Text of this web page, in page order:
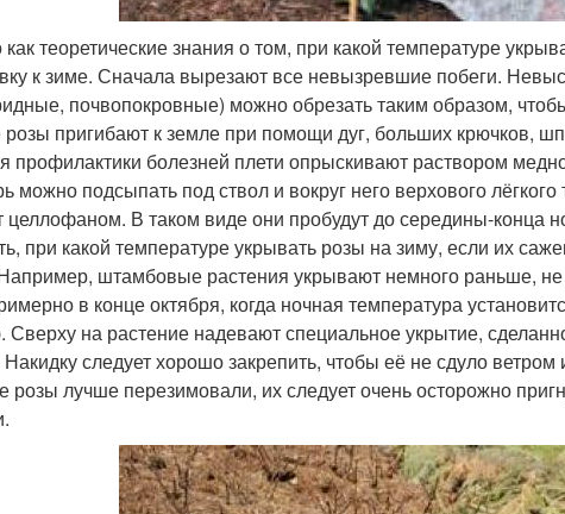
как теоретические знания о том, при какой температуре
к зиме. Сначала вырезают все невызревшие побеги.
почвопокровные) можно обрезать таким образом,
пригибают к земле при помощи дуг, больших крючков,
профилактики болезней плети опрыскивают раствором
можно подсыпать под ствол и вокруг него верхового
В таком виде они пробудут до середины-конца
при какой температуре укрывать розы на зиму, если их
штамбовые растения укрывают немного раньше,
в конце октября, когда ночная температура
Сверху на растение надевают специальное укрытие,
Накидку следует хорошо закрепить, чтобы её не сдуло
лучше перезимовали, их следует очень осторожно